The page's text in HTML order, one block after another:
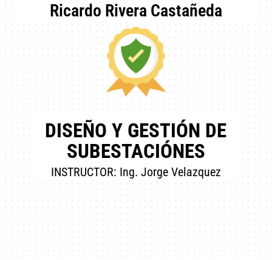
Ricardo Rivera Castañeda
DISEÑO Y GESTIÓN DE
SUBESTACIÓNES
INSTRUCTOR: Ing. Jorge Velazquez